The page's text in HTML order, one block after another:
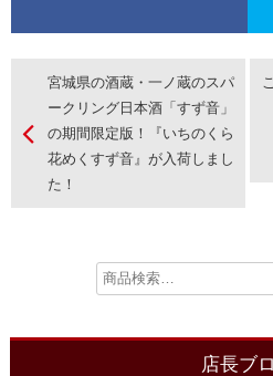
宮城県の酒蔵・一ノ蔵のスパ
ークリング日本酒「すず音」
の期間限定版！『いちのくら
花めくすず音』が入荷しまし
た！
店長ブ